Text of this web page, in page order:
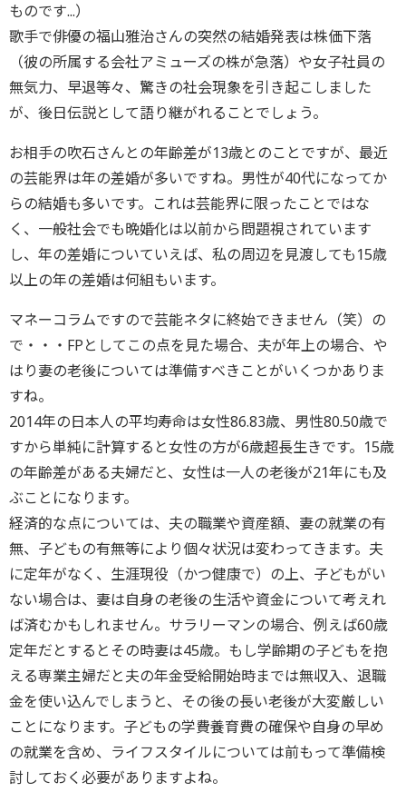
ものです...）
歌手で俳優の福山雅治さんの突然の結婚発表は株価下落
（彼の所属する会社アミューズの株が急落）や女子社員の
無気力、早退等々、驚きの社会現象を引き起こしました
が、後日伝説として語り継がれることでしょう。
お相手の吹石さんとの年齢差が13歳とのことですが、最近
の芸能界は年の差婚が多いですね。男性が40代になってか
らの結婚も多いです。これは芸能界に限ったことではな
く、一般社会でも晩婚化は以前から問題視されています
し、年の差婚についていえば、私の周辺を見渡しても15歳
以上の年の差婚は何組もいます。
マネーコラムですので芸能ネタに終始できません（笑）の
で・・・FPとしてこの点を見た場合、夫が年上の場合、や
はり妻の老後については準備すべきことがいくつかありま
すね。
2014年の日本人の平均寿命は女性86.83歳、男性80.50歳で
すから単純に計算すると女性の方が6歳超長生きです。15歳
の年齢差がある夫婦だと、女性は一人の老後が21年にも及
ぶことになります。
経済的な点については、夫の職業や資産額、妻の就業の有
無、子どもの有無等により個々状況は変わってきます。夫
に定年がなく、生涯現役（かつ健康で）の上、子どもがい
ない場合は、妻は自身の老後の生活や資金について考えれ
ば済むかもしれません。サラリーマンの場合、例えば60歳
定年だとするとその時妻は45歳。もし学齢期の子どもを抱
える専業主婦だと夫の年金受給開始時までは無収入、退職
金を使い込んでしまうと、その後の長い老後が大変厳しい
ことになります。子どもの学費養育費の確保や自身の早め
の就業を含め、ライフスタイルについては前もって準備検
討しておく必要がありますよね。